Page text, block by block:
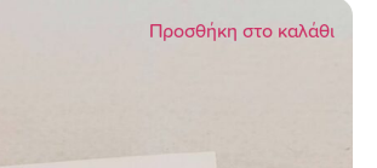
Προσθήκη στο καλάθι